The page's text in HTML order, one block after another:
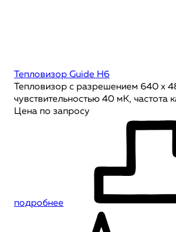
Тепловизор Guide H6
Тепловизор с разрешением 640 x
чувствительностью 40 мК, частота
Цена по запросу
подробнее